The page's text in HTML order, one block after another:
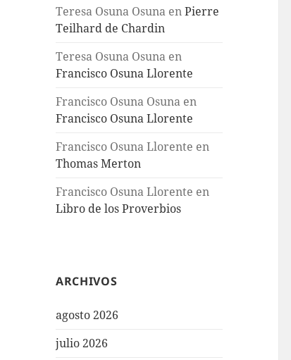
Teresa Osuna Osuna enPierre
Teilhard de Chardin
Teresa Osuna Osuna en
Francisco Osuna Llorente
Francisco Osuna Osuna en
Francisco Osuna Llorente
Francisco Osuna Llorente en
Thomas Merton
Francisco Osuna Llorente en
Libro de los Proverbios
ARCHIVOS
agosto 2026
julio 2026